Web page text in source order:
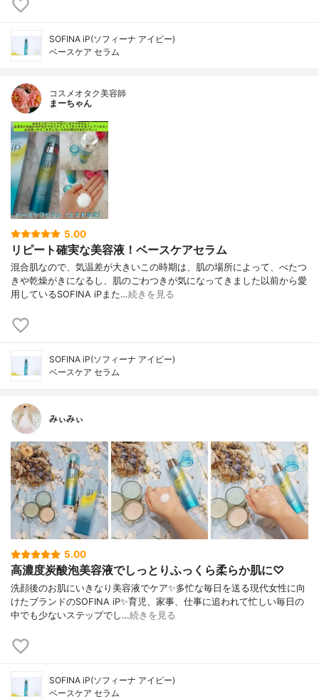
SOFINA iP(ソフィーナ アイピー)
ベースケア セラム
コスメオタク美容師
まーちゃん
5.00
リピート確実な美容液！ベースケアセラム
混合肌なので、気温差が大きいこの時期は、肌の場所によって、べたつ
きや乾燥がきになるし、肌のごわつきが気になってきました以前から愛
用しているSOFINA iPまた…続きを見る
SOFINA iP(ソフィーナ アイピー)
ベースケア セラム
みぃみぃ
5.00
高濃度炭酸泡美容液でしっとりふっくら柔らか肌に♡
洗顔後のお肌にいきなり美容液でケア✨多忙な毎日を送る現代女性に向
けたブランドのSOFINA iP✨育児、家事、仕事に追われて忙しい毎日の
中でも少ないステップでし…続きを見る
SOFINA iP(ソフィーナ アイピー)
ベースケア セラム